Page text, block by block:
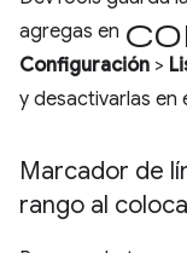
agregas en
Configuración >
y desactivarlas en
Marcador de
rango al